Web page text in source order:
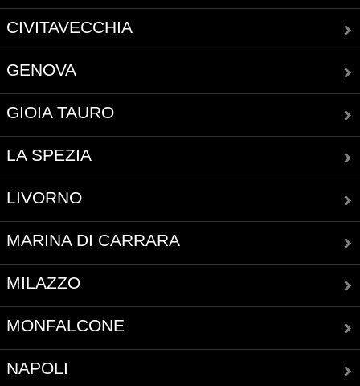
CIVITAVECCHIA
GENOVA
GIOIA TAURO
LA SPEZIA
LIVORNO
MARINA DI CARRARA
MILAZZO
MONFALCONE
NAPOLI